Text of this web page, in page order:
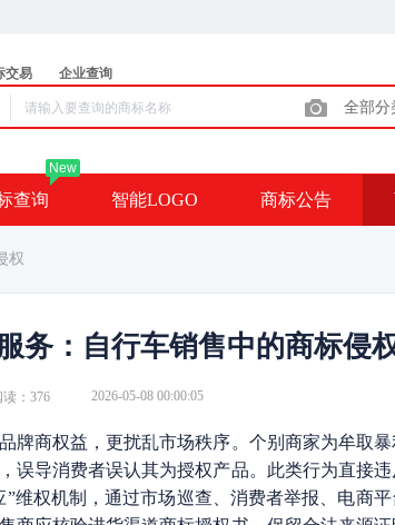
交易 企业查询
全部分
查询
New
智能LOGO 商标公告
权
务：自行车销售中的商标侵
读：376 2026-05-08 00:00:05
牌商权益，更扰乱市场秩序。个别商家为牟取
误导消费者误认其为授权产品。此类行为直接
维权机制，通过市场巡查、消费者举报、电商